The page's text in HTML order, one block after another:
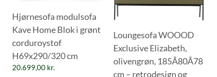
Hjørnesofa modulsofa
Kave Home Blok i grønt
corduroystof
H69x290/320 cm
20.699,00 kr.
Loungesofa WOOOD
Exclusive Elizabeth,
olivengrøn, 185Ã80Ã78
cm – retrodesign og